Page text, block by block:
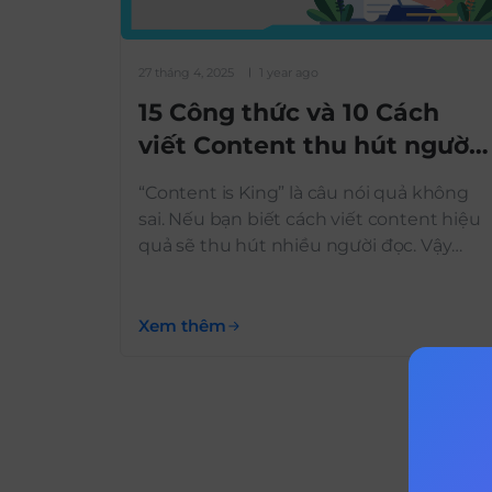
27 tháng 4, 2025 1 year ago
15 Công thức và 10 Cách
viết Content thu hút người
“Content is King” là câu nói quả không
sai. Nếu bạn biết cách viết content hiệu
quả sẽ thu hút nhiều người đọc. Vậy
Xem thêm